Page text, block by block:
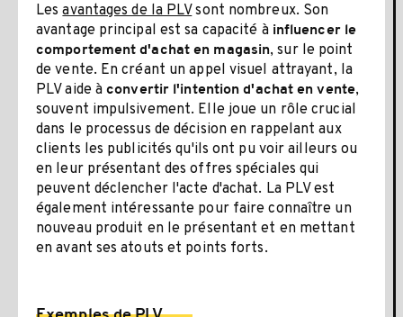
Lesavantages de la PLVsont nombreux. Son
avantage principal est sa capacité à influencer le
comportement d'achat en magasin, sur le point
de vente. En créant un appel visuel attrayant, la
PLV aide àconvertir l'intention d'achat en vente,
souvent impulsivement. Elle joue un rôle crucial
dans le processus de décision en rappelant aux
clients les publicités qu'ils ont pu voir ailleurs ou
en leur présentant des offres spéciales qui
peuvent déclencher l'acte d'achat. La PLV est
également intéressante pour faire connaître un
nouveau produit en le présentant et en mettant
en avant ses atouts et points forts.